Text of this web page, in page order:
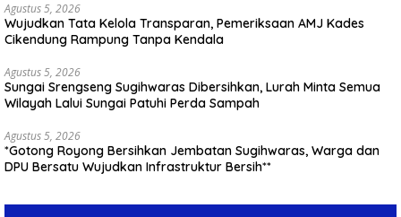
Agustus 5, 2026
Wujudkan Tata Kelola Transparan, Pemeriksaan AMJ Kades
Cikendung Rampung Tanpa Kendala
Agustus 5, 2026
Sungai Srengseng Sugihwaras Dibersihkan, Lurah Minta Semua
Wilayah Lalui Sungai Patuhi Perda Sampah
Agustus 5, 2026
*Gotong Royong Bersihkan Jembatan Sugihwaras, Warga dan
DPU Bersatu Wujudkan Infrastruktur Bersih**